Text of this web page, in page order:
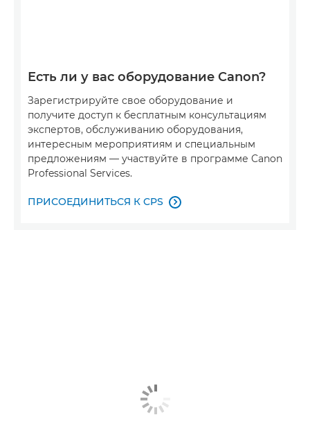
Есть ли у вас оборудование Canon?
Зарегистрируйте свое оборудование и
получите доступ к бесплатным консультациям
экспертов, обслуживанию оборудования,
интересным мероприятиям и специальным
предложениям — участвуйте в программе Canon
Professional Services.
ПРИСОЕДИНИТЬСЯ К CPS 